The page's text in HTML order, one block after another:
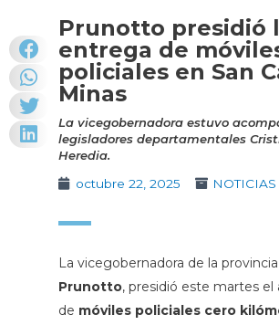
Prunotto presidió
entrega de
policiales en San
Minas
La vicegobernadora estuvo
legisladores departamentales
Heredia.
octubre 22, 2025
NOTICIAS
La vicegobernadora de la
Prunotto, presidió este martes
de móviles policiales cero